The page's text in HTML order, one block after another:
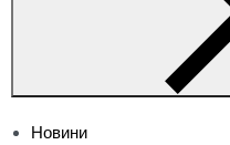
Новини